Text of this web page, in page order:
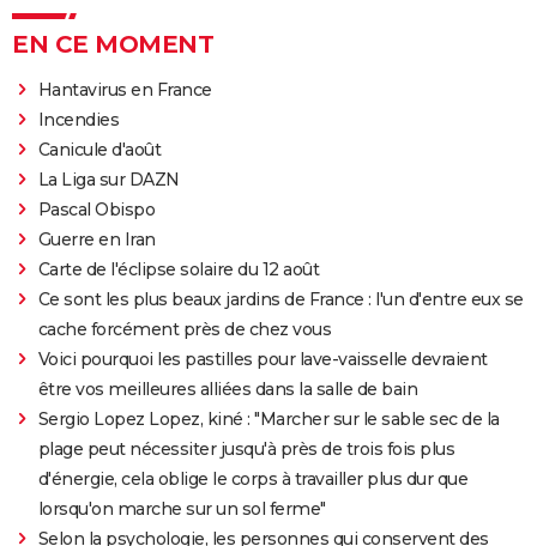
EN CE MOMENT
Hantavirus en France
Incendies
Canicule d'août
La Liga sur DAZN
Pascal Obispo
Guerre en Iran
Carte de l'éclipse solaire du 12 août
Ce sont les plus beaux jardins de France : l'un d'entre eux se
cache forcément près de chez vous
Voici pourquoi les pastilles pour lave-vaisselle devraient
être vos meilleures alliées dans la salle de bain
Sergio Lopez Lopez, kiné : "Marcher sur le sable sec de la
plage peut nécessiter jusqu'à près de trois fois plus
d'énergie, cela oblige le corps à travailler plus dur que
lorsqu'on marche sur un sol ferme"
Selon la psychologie, les personnes qui conservent des